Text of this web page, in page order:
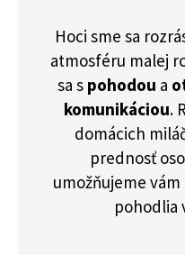
Hoci sme sa
atmosféru malej
sa s pohodou a
komunikáciou.
domácich
prednosť
umožňujeme
pohodlia